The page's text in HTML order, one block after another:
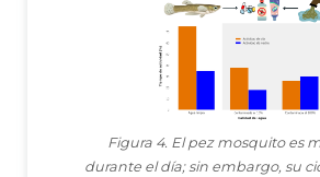
Figura 4. El pez mosquito es
durante el día; sin embargo, su